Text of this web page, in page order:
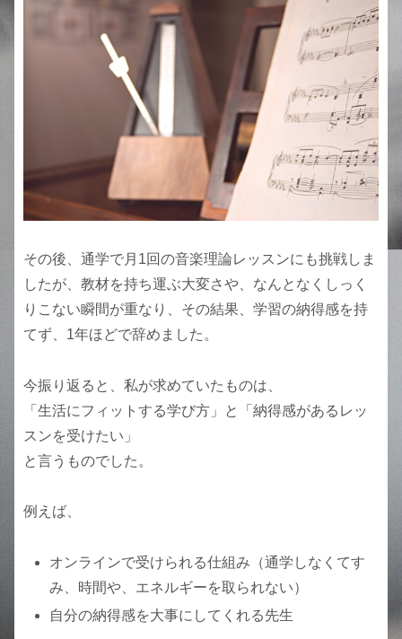
その後、通学で月1回の音楽理論レッスンにも挑戦しま
したが、教材を持ち運ぶ大変さや、なんとなくしっく
りこない瞬間が重なり、その結果、学習の納得感を持
てず、1年ほどで辞めました。
今振り返ると、私が求めていたものは、
「生活にフィットする学び方」と「納得感があるレッ
スンを受けたい」
と言うものでした。
例えば、
オンラインで受けられる仕組み（通学しなくてす
み、時間や、エネルギーを取られない）
自分の納得感を大事にしてくれる先生